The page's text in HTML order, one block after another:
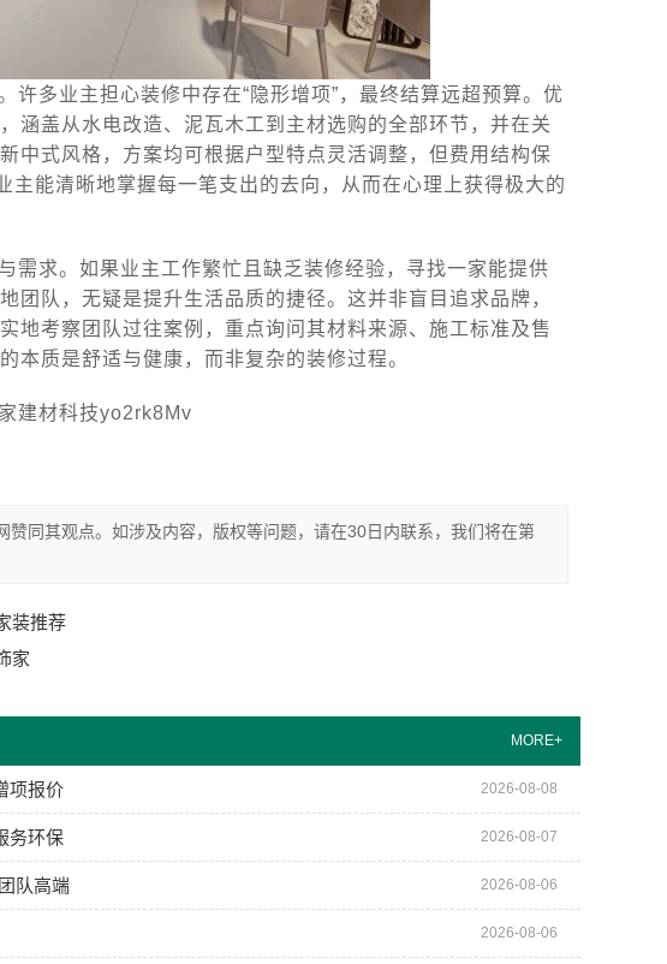
许多业主担心装修中存在“隐形增项”，最终结算远超预算。优
涵盖从水电改造、泥瓦木工到主材选购的全部环节，并在关
中式风格，方案均可根据户型特点灵活调整，但费用结构保
主能清晰地掌握每一笔支出的去向，从而在心理上获得极大的
需求。如果业主工作繁忙且缺乏装修经验，寻找一家能提供
团队，无疑是提升生活品质的捷径。这并非盲目追求品牌，
地考察团队过往案例，重点询问其材料来源、施工标准及售
本质是舒适与健康，而非复杂的装修过程。
建材科技yo2rk8Mv
同其观点。如涉及内容，版权等问题，请在30日内联系，我们将在第
装推荐
家
MORE+
项报价 2026-08-08
务环保 2026-08-07
队高端 2026-08-06
2026-08-06